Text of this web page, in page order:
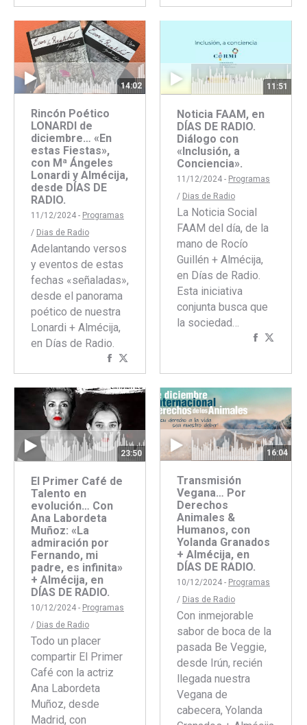
concon
14:02
Rincón Poético
LONARDI de
diciembre… «En
estas Fiestas»,
con Mª Ángeles
Lonardi y Almécija,
desde DÍAS DE
RADIO.
11/12/2024 - Programas
/ Dias de Radio
Adelantando versos
y eventos de estas
fechas «señaladas»,
desde el panorama
poético de nuestra
Lonardi + Almécija,
en Días de Radio.
Compartir
con
Facebook
con
Twitter
11:51
Noticia FAAM, en
DÍAS DE RADIO.
Diálogo con
«Inclusión, a
Conciencia».
11/12/2024 - Programas
/ Dias de Radio
La Noticia Social
FAAM del día, de la
mano de Rocío
Guillén + Almécija,
en Días de Radio.
Esta iniciativa
conjunta busca que
la sociedad…
Compartir
23:50
El Primer Café de
Talento en
evolución… Con
Ana Labordeta
Muñoz: «La
admiración por
Fernando, mi
padre, es infinita»
+ Almécija, en
DÍAS DE RADIO.
10/12/2024 - Programas
/ Dias de Radio
Todo un placer
compartir El Primer
Café con la actriz
Ana Labordeta
Muñoz, desde
Madrid, con
16:04
Transmisión
Vegana… Por
Derechos
Animales &
Humanos, con
Yolanda Granados
+ Almécija, en
DÍAS DE RADIO.
10/12/2024 - Programas
/ Dias de Radio
Con inmejorable
sabor de boca de la
pasada Be Veggie,
desde Irún, recién
llegada nuestra
Vegana de
cabecera, Yolanda